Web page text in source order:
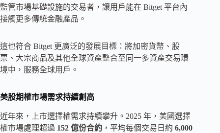
監管市場基礎設施的交易者，讓用戶能在 Bitget 平台內
接觸更多傳統金融產品。
這也符合 Bitget 更廣泛的發展目標：將加密貨幣、股
票、大宗商品及其他全球資產整合至同一多資產交易環
境中，服務全球用戶。
美股期權市場需求持續創高
近年來，上市選擇權需求持續攀升。2025 年，美國選擇
權市場處理超過 152 億份合約 ，平均每個交易日約 6,000